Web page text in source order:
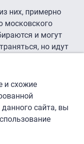
них, примерно
московского
и могут
но идут
Собственно
рынка — это где-то
если учесть,
4-5% это тоже
свои
Я вам
категории
и схожие
сайта, вы